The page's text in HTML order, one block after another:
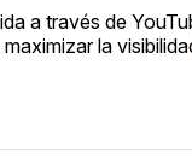
a través de
la